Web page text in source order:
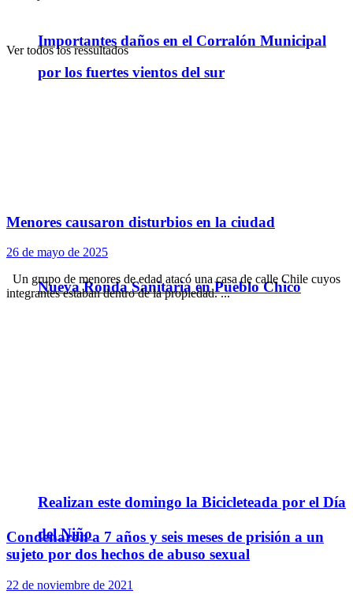
Importantes daños en el Corralón Municipal
por los fuertes vientos del sur
Nueva Ronda Sanitaria en Pueblo Chico
Realizan este domingo la Bicicleteada por el Día
del Niño
Ver todos los ressultados
Menores causaron disturbios en la ciudad
26 de mayo de 2025
Un grupo de menores de edad atacó una casa de calle Chile cuyos
integrantes estaban dentro de la propiedad. ...
Condenaron a 7 años y seis meses de prisión a un
sujeto por dos hechos de abuso sexual
22 de noviembre de 2021